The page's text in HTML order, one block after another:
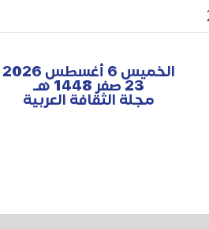
الخميس 6 أغسطس 2026
23 صفر 1448 هـ
مجلة الثقافة العربية